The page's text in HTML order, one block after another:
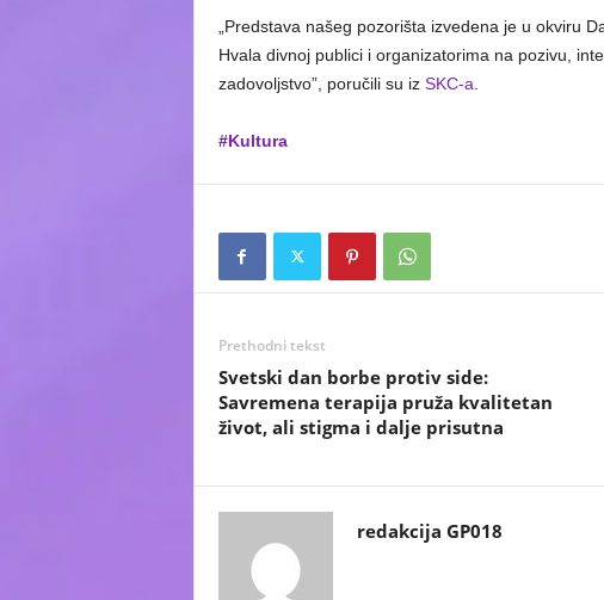
„Predstava našeg pozorišta izvedena je u okviru
Hvala divnoj publici i organizatorima na pozivu,
zadovoljstvo”, poručili su iz SKC-a
#Kultura
Prethodni tekst
Svetski dan borbe protiv side:
Savremena terapija pruža kvalitetan
život, ali stigma i dalje prisutna
redakcija GP018